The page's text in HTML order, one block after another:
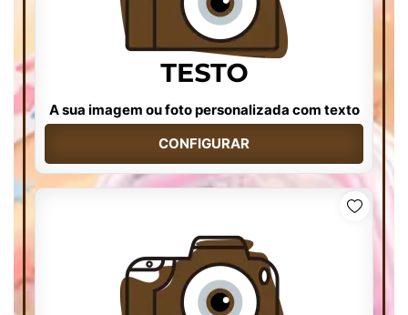
A sua imagem ou foto personalizada com texto
CONFIGURAR